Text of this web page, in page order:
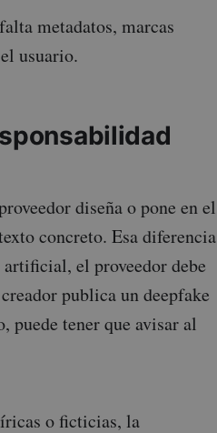
metadatos, marcas
usuario.
diseña o pone en el
concreto. Esa diferencia
el proveedor debe
publica un deepfake
puede tener que avisar al
o ficticias, la